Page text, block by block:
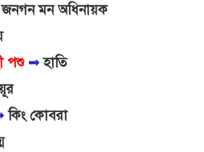
জনগন মন অধিনায়ক
পশু ➟হাতি
কিং কোবরা